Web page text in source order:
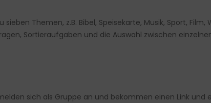
Themen, z.B. Bibel, Speisekarte, Musik, Sport, Film,
Sortieraufgaben und die Auswahl zwischen
sich als Gruppe an und bekommen einen Link und